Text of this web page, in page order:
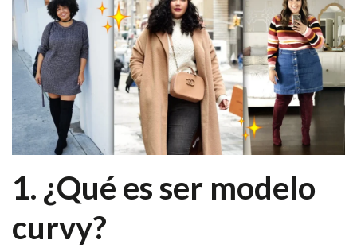
1. ¿Qué es ser modelo
curvy?